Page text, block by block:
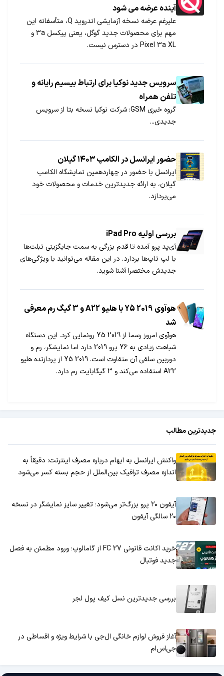
آینده عرضه می شود
علیرغم عرضه نسخه آزمایشی اندروید Q، متأسفانه این
مهم برای محصولات جدید گوگل، یعنی پیکسل 3a و
Pixel 3a XL در دسترس نیست.
سرویس جدید نوکیا برای ارتباط بیسیم رایانه و
تلفن همراه
گروه خبری GSM: شرکت نوکیا نسخه بتا از سرویس
جدیدی...
حضور ایرانسل در الکامپ ۱۴۰۳ گیلان
ایرانسل با حضور در چهاردهمین نمایشگاه الکامپ
گیلان، به ارائه جدیدترین خدمات و محصولات خود
می‌پردازد.
بررسی اولیه iPad Pro
آی‌پد پرو آمده تا قدم بزرگی به سمت جایگزینی تبلت‌ها
با لپ تاپ‌ها بردارد. در این مقاله می‌توانید با ویژگی‌های
جدیدش مختصرا آشنا شوید.
هوآوی Y5 2019 با هلیو A22 و 3 گیگ رم معرفی
شد
هوآوی امروز رسما از Y5 2019 رونمایی کرد. این دستگاه
شباهت زیادی به Y6 پرو 2019 دارد اما نمایشگر، رم و
دوربین سلفی آن متفاوت است. Y5 2019 از پردازنده هلیو
A22 استفاده می‌کند و 3 گیگابایت رم دارد.
جدیدترین مطالب
واکنش ایرانسل به ابهام درباره مصرف اینترنت: دقیقاً به
اندازه مصرف ترافیک بین‌الملل از حجم بسته کسر می‌شود
آیفون ۲۰ پرو بزرگ‌تر می‌شود؛ تغییر سایز نمایشگر در نسخه
۲۰ سالگی آیفون
خرید اکانت قانونی FC 27 از گامالوپ؛ ورود مطمئن به فصل
جدید فوتبال
بررسی جدیدترین نسل کیف پول لجر
آغاز فروش لوازم خانگی ال‌جی با شرایط ویژه و اقساطی در
جی‌اس‌ام